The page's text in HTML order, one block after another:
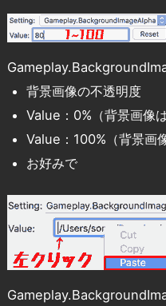
背景画像の不透明度
Value：0%（背景画像
Value：100%（背景画
お好みで